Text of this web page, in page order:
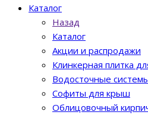
Каталог
Назад
Каталог
Акции и распродажи
Клинкерная плитка
Водосточные
Софиты для крыш
Облицовочный